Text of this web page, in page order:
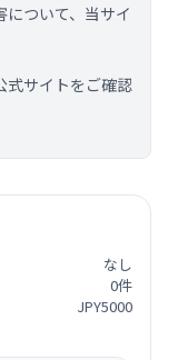
ついて、当サイ
式サイトをご確認
なし
0件
JPY5000